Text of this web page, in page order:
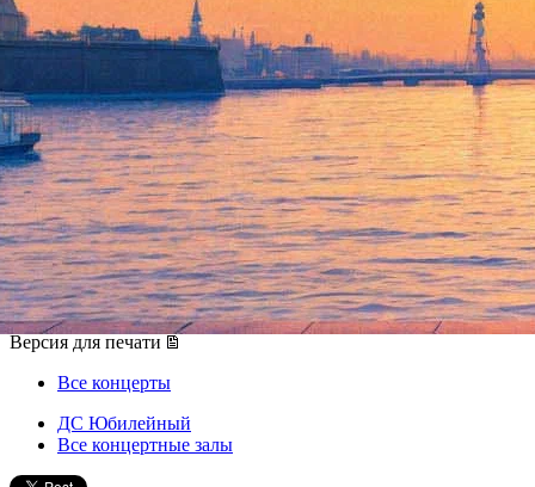
Американцы Limp Bizkit
приедут в Петербург — снова
без нового альбома
20 февраля 2020, четверг,20.00
Версия для печати
Все концерты
ДС Юбилейный
Все концертные залы